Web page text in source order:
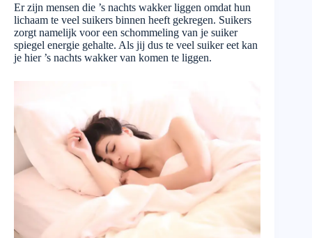
Er zijn mensen die ’s nachts wakker liggen omdat hun
lichaam te veel suikers binnen heeft gekregen. Suikers
zorgt namelijk voor een schommeling van je suiker
spiegel energie gehalte. Als jij dus te veel suiker eet kan
je hier ’s nachts wakker van komen te liggen.